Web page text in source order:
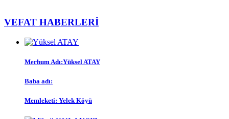
VEFAT HABERLERİ
Merhum Adı:Yüksel ATAY
Baba adı:
Memleketi: Yelek Köyü